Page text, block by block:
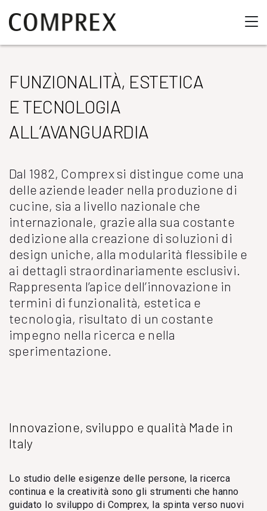
FUNZIONALITÀ, ESTETICA
E TECNOLOGIA
ALL’AVANGUARDIA
Dal 1982, Comprex si distingue come una
delle aziende leader nella produzione di
cucine, sia a livello nazionale che
internazionale, grazie alla sua costante
dedizione alla creazione di soluzioni di
design uniche, alla modularità flessibile e
ai dettagli straordinariamente esclusivi.
Rappresenta l’apice dell’innovazione in
termini di funzionalità, estetica e
tecnologia, risultato di un costante
impegno nella ricerca e nella
sperimentazione.
Innovazione, sviluppo e qualità Made in
Italy
Lo studio delle esigenze delle persone, la ricerca
continua e la creatività sono gli strumenti che hanno
guidato lo sviluppo di Comprex, la spinta verso nuovi